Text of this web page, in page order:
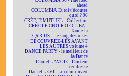
ahead
COLUMBIA Et toi t'écoutes
quoi ? 96
CRÉDIT MUTUEL - Collection
CRÉOLE CHOIR OF CUBA -
Tande-la
CYRIUS - Le sang des roses
DÉCOUVREZ-LES AVANT
LES AUTRES volume 4
DANCE PARTY - le meilleur de
la Dance
Daniel LAVOIE - Docteur
tendresse
Daniel LEVI - Le cœur ouvert